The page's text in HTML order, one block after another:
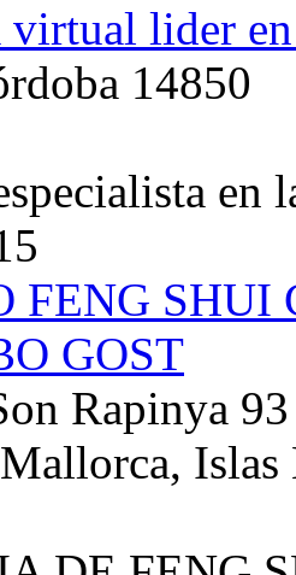
virtual lider
14850
en
FENG
GOST
Rapinya 93
Islas